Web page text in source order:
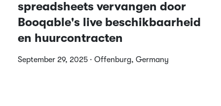
spreadsheets vervangen door
Booqable's live beschikbaarheid
en huurcontracten
September 29, 2025 · Offenburg, Germany